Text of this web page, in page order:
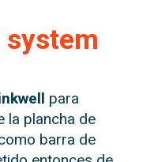
para
la plancha de
barra de